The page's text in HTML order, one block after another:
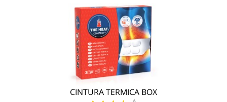
CINTURA TERMICA BOX